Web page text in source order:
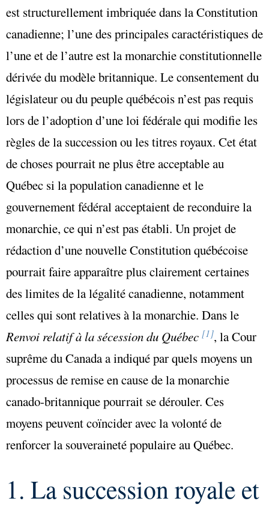
est structurellement imbriquée dans la Constitution
canadienne; l’une des principales caractéristiques de
l’une et de l’autre est la monarchie constitutionnelle
dérivée du modèle britannique. Le consentement du
législateur ou du peuple québécois n’est pas requis
lors de l’adoption d’une loi fédérale qui modifie les
règles de la succession ou les titres royaux. Cet état
de choses pourrait ne plus être acceptable au
Québec si la population canadienne et le
gouvernement fédéral acceptaient de reconduire la
monarchie, ce qui n’est pas établi. Un projet de
rédaction d’une nouvelle Constitution québécoise
pourrait faire apparaître plus clairement certaines
des limites de la légalité canadienne, notamment
celles qui sont relatives à la monarchie. Dans le
Renvoi relatif à la sécession du Québec [1], la Cour
suprême du Canada a indiqué par quels moyens un
processus de remise en cause de la monarchie
canado-britannique pourrait se dérouler. Ces
moyens peuvent coïncider avec la volonté de
renforcer la souveraineté populaire au Québec.
1. La succession royale et